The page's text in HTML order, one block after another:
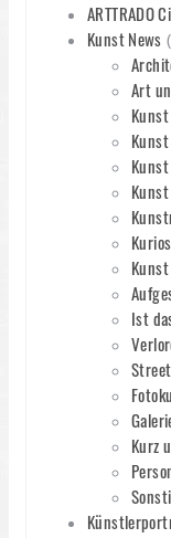
ARTTRADO
Kunst News
Art
Ist
Kurz